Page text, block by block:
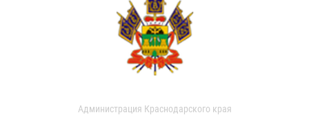
Администрация Краснодарского края